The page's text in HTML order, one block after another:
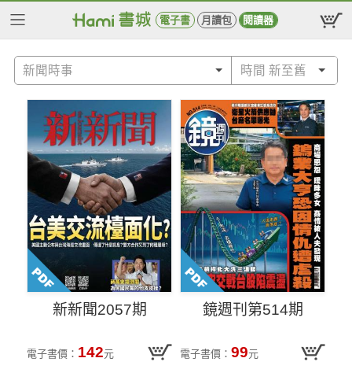
電子書 月讀包 閱讀器
新聞時事 時間 新至舊
新新聞2057期
電子書價： 142元
鏡週刊第514期
電子書價： 99元